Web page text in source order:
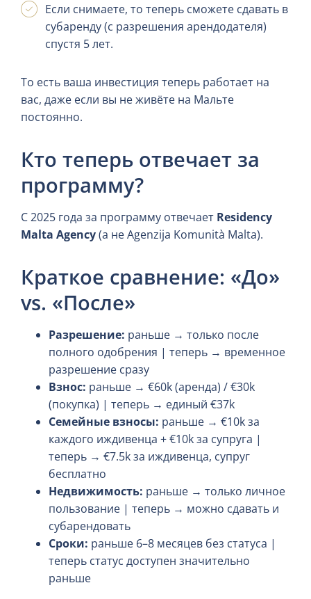
Если снимаете, то теперь сможете сдавать в
субаренду (с разрешения арендодателя)
спустя 5 лет.
То есть ваша инвестиция теперь работает на
вас, даже если вы не живёте на Мальте
постоянно.
Кто теперь отвечает за
программу?
С 2025 года за программу отвечает Residency
Malta Agency(а не Agenzija Komunità Malta).
Краткое сравнение: «До»
vs. «После»
Разрешение: раньше → только после
полного одобрения | теперь → временное
разрешение сразу
Взнос: раньше → €60k (аренда) / €30k
(покупка) | теперь → единый €37k
Семейные взносы: раньше → €10k за
каждого иждивенца + €10k за супруга |
теперь → €7.5k за иждивенца, супруг
бесплатно
Недвижимость: раньше → только личное
пользование | теперь → можно сдавать и
субарендовать
Сроки: раньше 6–8 месяцев без статуса |
теперь статус доступен значительно
раньше